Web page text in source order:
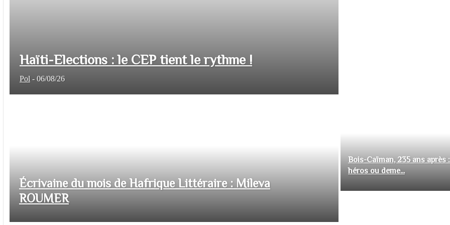
Haïti-Elections : le CEP tient le rythme !
Pol - 06/08/26
Écrivaine du mois de Hafrique Littéraire : Mileva
ROUMER
Bois-Caïman, 235 ans après
héros ou deme...